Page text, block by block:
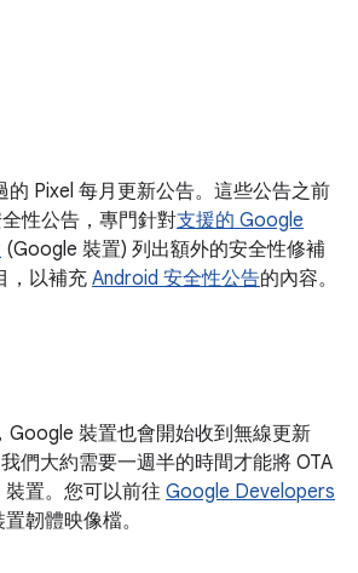
的 Pixel 每月更新公告。這些公告之前
性公告，專門針對支援的 Google
(Google 裝置) 列出額外的安全性修補
，以補充 Android 安全性公告的內容。
Google 裝置也會開始收到無線更新
們大約需要一週半的時間才能將 OTA
置。您可以前往 Google Developers
韌體映像檔。